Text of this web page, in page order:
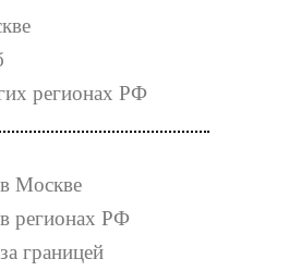
регионах РФ
Москве
регионах РФ
границей